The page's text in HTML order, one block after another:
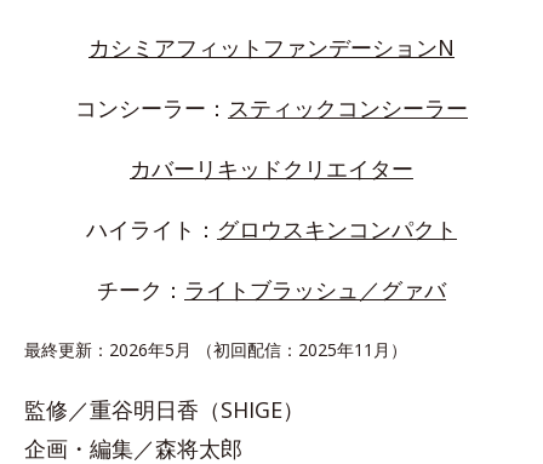
カシミアフィットファンデーションN
コンシーラー： スティックコンシーラー
カバーリキッドクリエイター
ハイライト： グロウスキンコンパクト
チーク： ライトブラッシュ／グァバ
最終更新：2026年5月 （初回配信：2025年11月）
監修／重谷明日香（SHIGE）
企画・編集／森将太郎